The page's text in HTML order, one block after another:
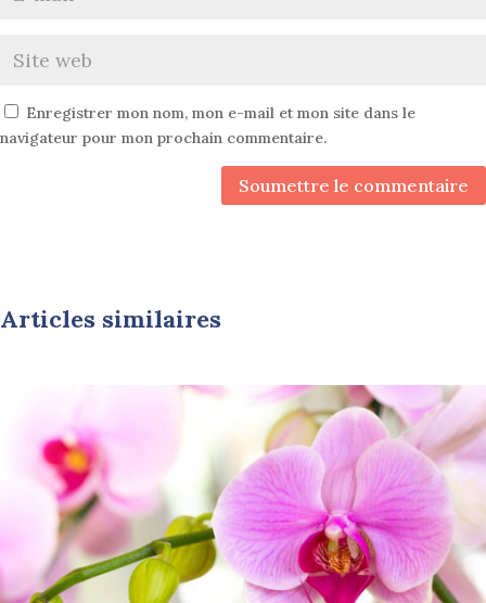
Enregistrer mon nom, mon e-mail et mon site dans le
navigateur pour mon prochain commentaire.
Soumettre le commentaire
Articles similaires